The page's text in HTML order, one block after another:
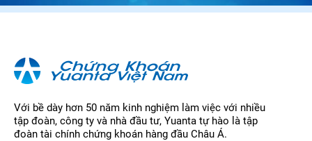
Với bề dày hơn 50 năm kinh nghiệm làm việc với nhiều
tập đoàn, công ty và nhà đầu tư, Yuanta tự hào là tập
đoàn tài chính chứng khoán hàng đầu Châu Á.